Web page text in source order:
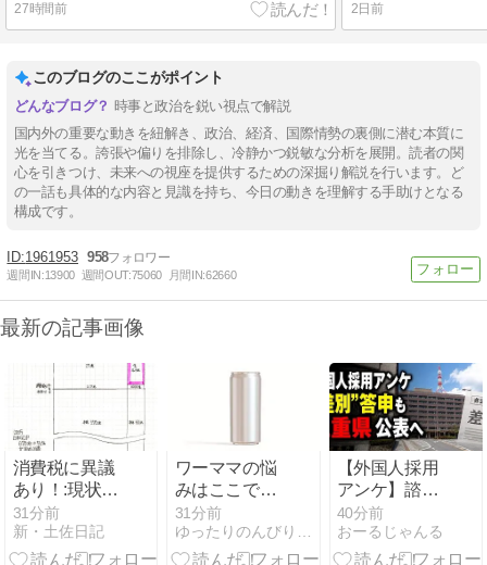
27時間前 2日前
このブログのここがポイント
時事と政治を鋭い視点で解説
国内外の重要な動きを紐解き、政治、経済、国際情勢の裏側に潜む本質に
光を当てる。誇張や偏りを排除し、冷静かつ鋭敏な分析を展開。読者の関
心を引きつけ、未来への視座を提供するための深掘り解説を行います。ど
の一話も具体的な内容と見識を持ち、今日の動きを理解する手助けとなる
構成です。
1961953 958
週間IN:13900 週間OUT:75060 月間IN:62660
最新の記事画像
消費税に異議
あり！:現状認
識
31分前
新・土佐日記
ワーママの悩
みはここで解
決。非常食が
日常食になる
『ローリング
31分前
【外国人採用
アンケ】諮問
機関「差別、
非公開答申」
三重県「差別
40分前
おーるじゃんる